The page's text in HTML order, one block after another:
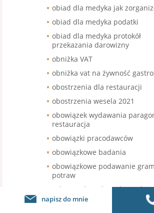
obiad dla medyka jak
obiad dla medyka podatki
obiad dla medyka protokół
przekazania darowizny
obniżka VAT
obniżka vat na żywność
obostrzenia dla restauracji
obostrzenia wesela 2021
obowiązek wydawania
restauracja
obowiązki pracodawców
obowiązkowe badania
obowiązkowe podawanie
potraw
ochrona danych osobowych
gastronomia
napisz do mnie